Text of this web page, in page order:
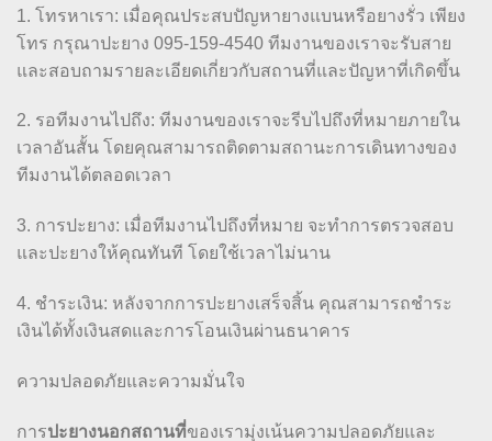
1. โทรหาเรา: เมื่อคุณประสบปัญหายางแบนหรือยางรั่ว เพียง
โทร กรุณาปะยาง 095-159-4540 ทีมงานของเราจะรับสาย
และสอบถามรายละเอียดเกี่ยวกับสถานที่และปัญหาที่เกิดขึ้น
2. รอทีมงานไปถึง: ทีมงานของเราจะรีบไปถึงที่หมายภายใน
เวลาอันสั้น โดยคุณสามารถติดตามสถานะการเดินทางของ
ทีมงานได้ตลอดเวลา
3. การปะยาง: เมื่อทีมงานไปถึงที่หมาย จะทำการตรวจสอบ
และปะยางให้คุณทันที โดยใช้เวลาไม่นาน
4. ชำระเงิน: หลังจากการปะยางเสร็จสิ้น คุณสามารถชำระ
เงินได้ทั้งเงินสดและการโอนเงินผ่านธนาคาร
ความปลอดภัยและความมั่นใจ
การปะยางนอกสถานที่ของเรามุ่งเน้นความปลอดภัยและ